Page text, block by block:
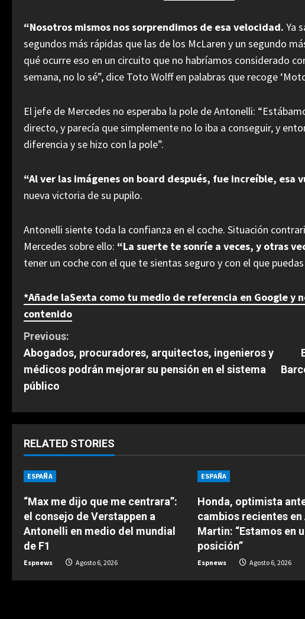
“Nosotros mismos nos sorprendimos de esa velocidad. Ya
segundos más rápidas que las de los McLaren y un segundo
qué ocurre eso en un circuito que no habríamos considerado
semana, no lo sé”, dice Toto Wolff en palabras que recoge
El jefe de Mercedes no esperaba la pole de Antonelli:
directo, y parecía que simplemente no lo iba a conseguir, y
diferencia y se hizo con la pole”.
“Al ver las imágenes on board después, fue increíble, esa
nueva victoria de su pupilo.
Antonelli siente toda la confianza en el coche. Situación
Mercedes sobre ello: “La suerte te sonríe a veces, y otras
tener un coche con el que te sientas seguro y con el que
*Añade laSexta como tu medio de referencia en Google
contenido
C
o
n
t
i
u
e
R
e
Previous:
Abogados, procuradores, arquitectos, ingenieros y
médicos podrán mejorar su pensión en el sistema
público
RELATED STORIES
ESPAÑA
“Max me dijo que me centrara”:
el consejo de Verstappen a
Antonelli en medio del mundial
de F1
Espnews Agosto 6, 2026
ESPAÑA
Honda, optimista
cambios recientes en
Martin: “Estamos en
posición”
Espnews Agosto 6, 2026